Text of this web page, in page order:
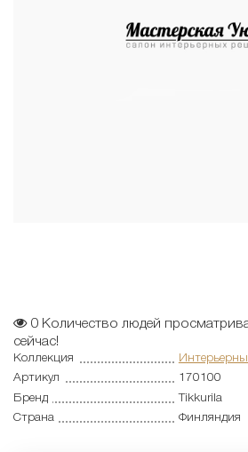
0 Количество людей
сейчас!
Коллекция
Артикул
170100
Бренд
Tikkurila
Страна
Финляндия